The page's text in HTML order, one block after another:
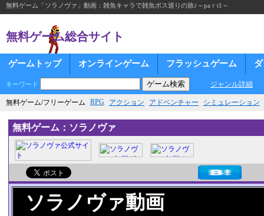
無料ゲーム「ソラノヴァ」動画：雑魚キャラで雑魚ボス巡りの旅♪～paｒt1～
無料ゲーム総合サイト
ゲームトップ オンラインゲーム フラッシュゲーム
キーワード ジャンル詳細
無料ゲーム/フリーゲーム RPG アクション アドベンチャー シミュレーション
無料ゲーム：ソラノヴァ
ソラノヴァ動画